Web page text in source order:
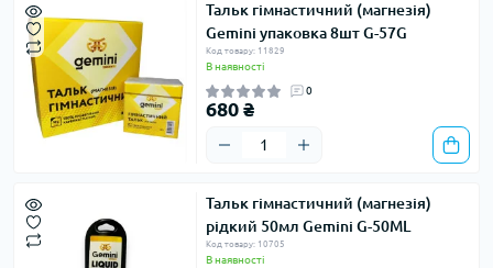
Тальк гімнастичний (магнезія)
Gemini упаковка 8шт G-57G
Код товару: 11829
В наявності
0
680 ₴
Тальк гімнастичний (магнезія)
рідкий 50мл Gemini G-50ML
Код товару: 10705
В наявності